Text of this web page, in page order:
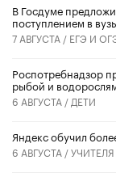
В Госдуме
поступлением в
7 АВГУСТА / ЕГЭ И
Роспотребнадзор
рыбой и
6 АВГУСТА / ДЕТИ
​Яндекс обучил
6 АВГУСТА /УЧИТЕЛЯ